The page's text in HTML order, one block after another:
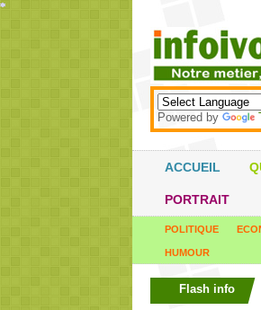
*
*
*
*
*
*
*
*
*
*
*
*
*
*
*
*
*
*
*
*
*
*
*
*
*
*
*
*
*
*
*
*
*
*
*
*
Powered by
ACCUEIL
PORTRAIT
POLITIQUE
HUMOUR
Flash info